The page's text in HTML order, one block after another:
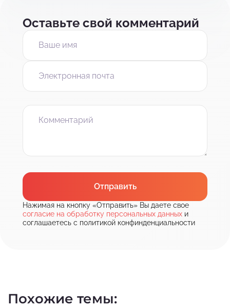
Оставьте свой комментарий
Отправить
Нажимая на кнопку «Отправить» Вы даете свое
согласие на обработку персональных данных и
соглашаетесь с политикой конфинденциальности
Похожие темы: